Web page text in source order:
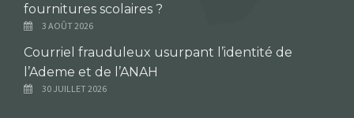
fournitures scolaires ?
3 AOÛT 2026
Courriel frauduleux usurpant l’identité de
l’Ademe et de l’ANAH
30 JUILLET 2026